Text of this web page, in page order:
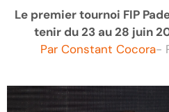
Le premier tournoi FIP
tenir du 23 au 28 juin
Par Constant Cocora-